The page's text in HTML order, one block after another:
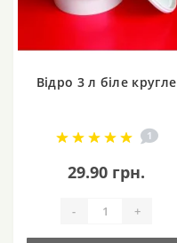
Відро 3 л біле кругле
1
29.90 грн.
- +